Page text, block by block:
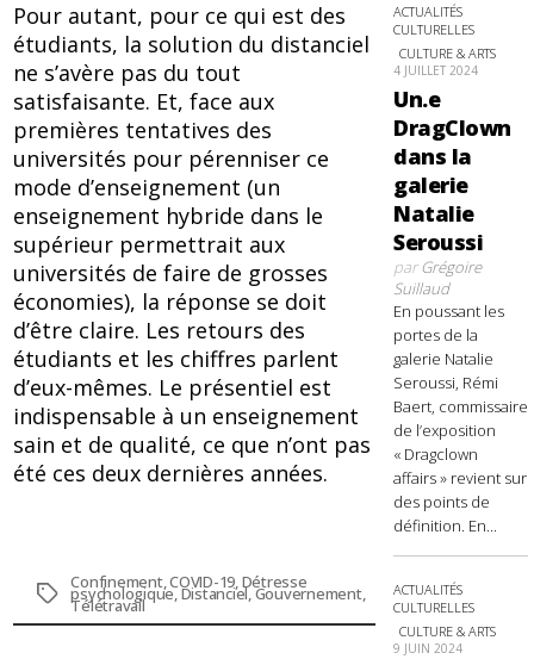
Pour autant, pour ce qui est des
étudiants, la solution du distanciel
ne s’avère pas du tout
satisfaisante. Et, face aux
premières tentatives des
universités pour pérenniser ce
mode d’enseignement (un
enseignement hybride dans le
supérieur permettrait aux
universités de faire de grosses
économies), la réponse se doit
d’être claire. Les retours des
étudiants et les chiffres parlent
d’eux-mêmes. Le présentiel est
indispensable à un enseignement
sain et de qualité, ce que n’ont pas
été ces deux dernières années.
Étiquettes
Confinement,COVID-19,Détresse
psychologique,Distanciel,Gouvernement,
Télétravail
ACTUALITÉS
CULTURELLES
CULTURE & ARTS
4 JUILLET 2024
Un.e
DragClown
dans la
galerie
Natalie
Seroussi
parGrégoire
Suillaud
En poussant les
portes de la
galerie Natalie
Seroussi, Rémi
Baert, commissaire
de l’exposition
« Dragclown
affairs » revient sur
des points de
définition. En...
ACTUALITÉS
CULTURELLES
CULTURE & ARTS
9 JUIN 2024